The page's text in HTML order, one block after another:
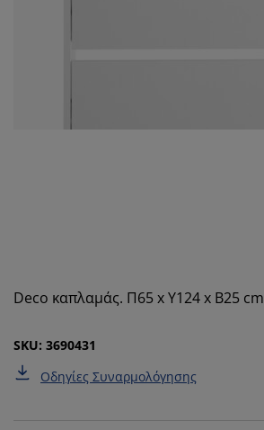
Deco καπλαμάς. Π65 x Υ124 x Β25 cm
SKU: 3690431
Οδηγίες Συναρμολόγησης